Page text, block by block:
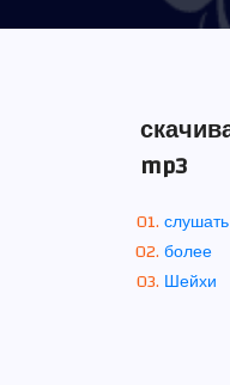
mp3
более
Шейхи